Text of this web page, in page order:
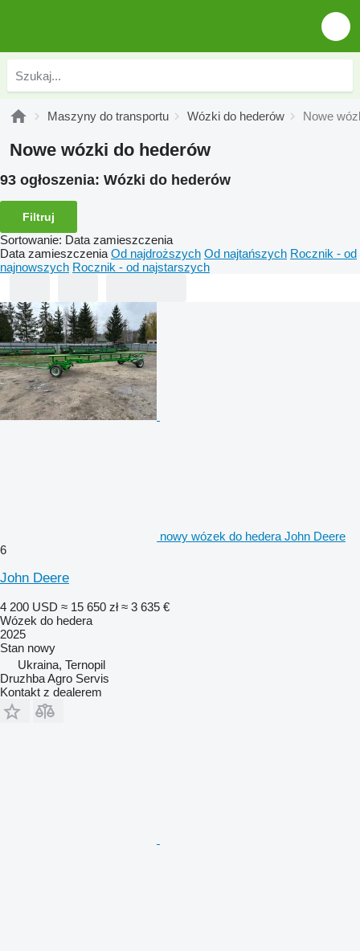
Maszyny do transportu Wózki do hederów Nowe
Nowe wózki do hederów
93 ogłoszenia: Wózki do hederów
Filtruj
Sortowanie: Data zamieszczenia
Data zamieszczenia Od najdroższych Od najtańszych Rocznik - od
najnowszych Rocznik - od najstarszych
nowy wózek do hedera John Deere
6
John Deere
4 200 USD ≈ 15 650 zł ≈ 3 635 €
Wózek do hedera
2025
Stan nowy
Ukraina, Ternopil
Druzhba Agro Servis
Kontakt z dealerem